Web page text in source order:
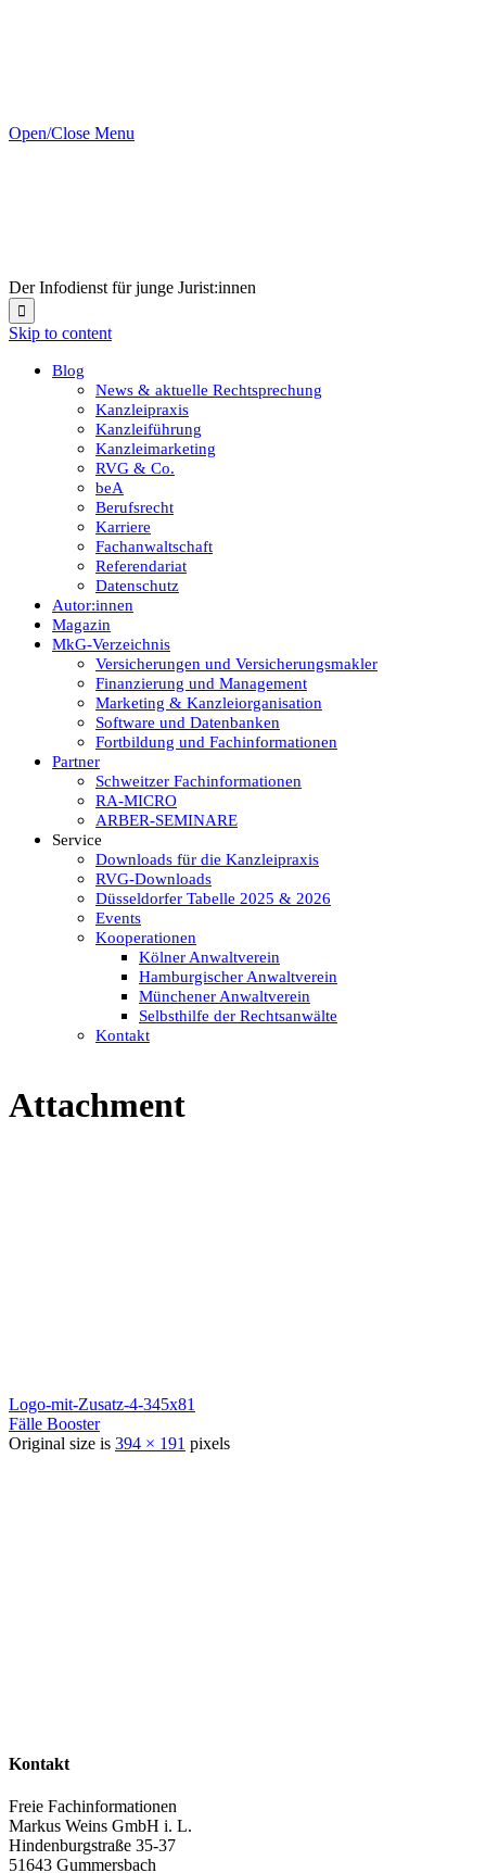
Open/Close Menu
Der Infodienst für junge Jurist:innen

Skip to content
Blog
News & aktuelle Rechtsprechung
Kanzleipraxis
Kanzleiführung
Kanzleimarketing
RVG & Co.
beA
Berufsrecht
Karriere
Fachanwaltschaft
Referendariat
Datenschutz
Autor:innen
Magazin
MkG-Verzeichnis
Versicherungen und Versicherungsmakler
Finanzierung und Management
Marketing & Kanzleiorganisation
Software und Datenbanken
Fortbildung und Fachinformationen
Partner
Schweitzer Fachinformationen
RA-MICRO
ARBER-SEMINARE
Service
Downloads für die Kanzleipraxis
RVG-Downloads
Düsseldorfer Tabelle 2025 & 2026
Events
Kooperationen
Kölner Anwaltverein
Hamburgischer Anwaltverein
Münchener Anwaltverein
Selbsthilfe der Rechtsanwälte
Kontakt
Attachment
Logo-mit-Zusatz-4-345x81
Fälle Booster
Original size is 394 × 191 pixels
Kontakt
Freie Fachinformationen
Markus Weins GmbH i. L.
Hindenburgstraße 35-37
51643 Gummersbach